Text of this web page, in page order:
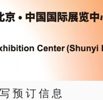
预订信息